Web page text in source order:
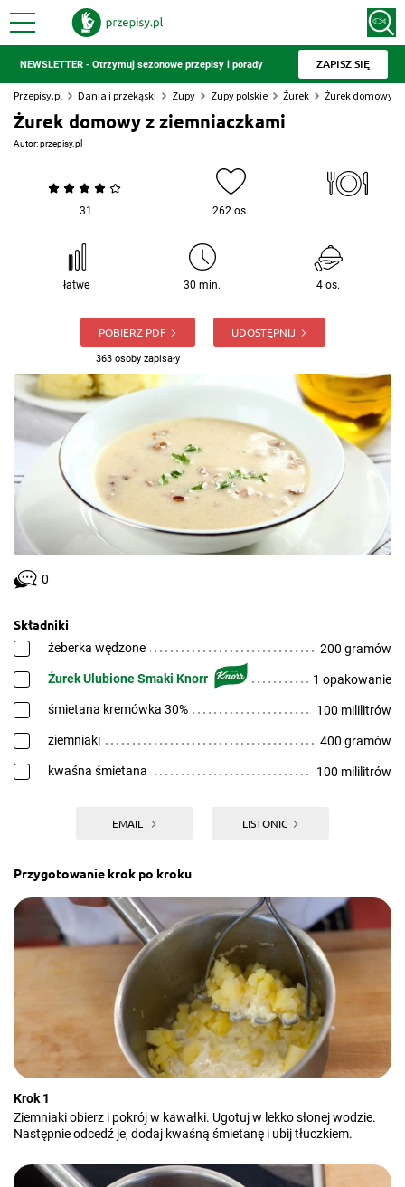
NEWSLETTER - Otrzymuj sezonowe przepisy i porady ZAPISZ SIĘ
Przepisy.pl Dania i przekąski Zupy Zupy polskie Żurek Żurek domowy
Żurek domowy z ziemniaczkami
Autor:przepisy.pl
31 262 os.
łatwe 30 min. 4 os.
POBIERZ PDF
363 osoby zapisały
UDOSTĘPNIJ
0
Składniki
żeberka wędzone 200 gramów
Żurek Ulubione Smaki Knorr 1 opakowanie
śmietana kremówka 30% 100 mililitrów
ziemniaki 400 gramów
kwaśna śmietana 100 mililitrów
EMAIL LISTONIC
Przygotowanie krok po kroku
Krok 1
Ziemniaki obierz i pokrój w kawałki. Ugotuj w lekko słonej wodzie.
Następnie odcedź je, dodaj kwaśną śmietanę i ubij tłuczkiem.